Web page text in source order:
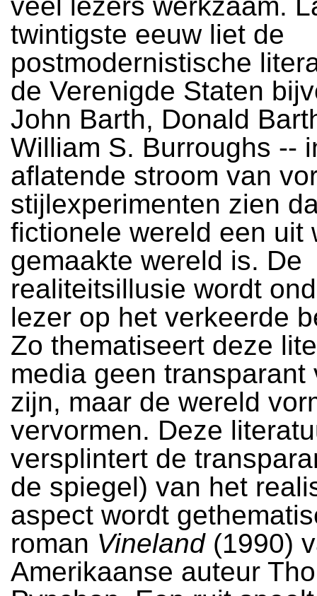
twintigste eeuw liet de
postmodernistische
de Verenigde Staten
John Barth, Donald
William S. Burroughs --
aflatende stroom van
stijlexperimenten zien
fictionele wereld een uit
gemaakte wereld is. De
realiteitsillusie wordt
lezer op het verkeerde
Zo thematiseert deze
media geen transparant
zijn, maar de wereld
vervormen. Deze
versplintert de
de spiegel) van het
aspect wordt
roman Vineland(1990)
Amerikaanse auteur